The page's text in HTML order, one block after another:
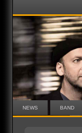
NEWS BAND